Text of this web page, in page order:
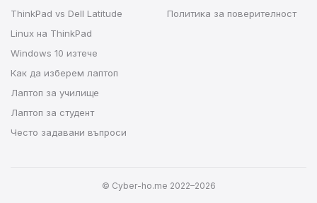
ThinkPad vs Dell Latitude
Linux на ThinkPad
Windows 10 изтече
Как да изберем лаптоп
Лаптоп за училище
Лаптоп за студент
Често задавани въпроси
Политика за поверителност
© Cyber-ho.me 2022–2026